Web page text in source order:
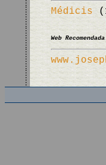
Médicis
Web